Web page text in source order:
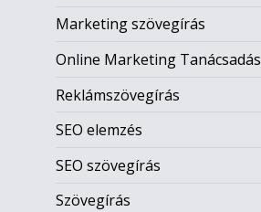
Marketing szövegírás
Online Marketing Tanácsadás
Reklámszövegírás
SEO elemzés
SEO szövegírás
Szövegírás